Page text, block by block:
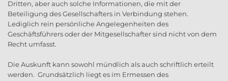
Dritten, aber auch solche Informationen, die mit der
Beteiligung des Gesellschafters in Verbindung stehen.
Lediglich rein persönliche Angelegenheiten des
Geschäftsführers oder der Mitgesellschafter sind nicht von dem
Recht umfasst.
Die Auskunft kann sowohl mündlich als auch schriftlich erteilt
werden. Grundsätzlich liegt es im Ermessen des